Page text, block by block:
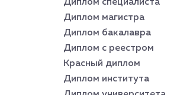
Диплом специалиста
Диплом магистра
Диплом бакалавра
Диплом с реестром
Красный диплом
Диплом института